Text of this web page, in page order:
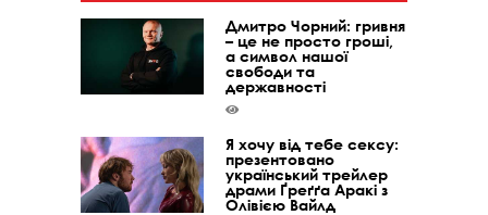
Дмитро Чорний: гривня
– це не просто гроші,
а символ нашої
свободи та
державності
Я хочу від тебе сексу:
презентовано
український трейлер
драми Ґреґґа Аракі з
Олівією Вайлд